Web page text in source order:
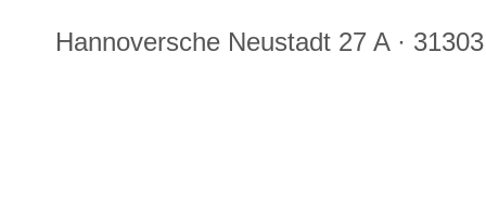
Hannoversche Neustadt 27 A ·